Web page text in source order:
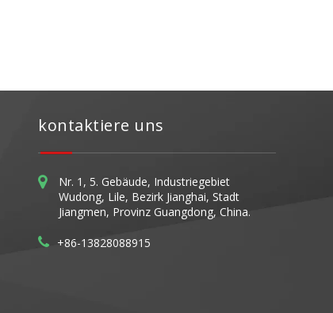
kontaktiere uns
Nr. 1, 5. Gebäude, Industriegebiet
Wudong, Lile, Bezirk Jianghai, Stadt
Jiangmen, Provinz Guangdong, China.
+86-13828088915